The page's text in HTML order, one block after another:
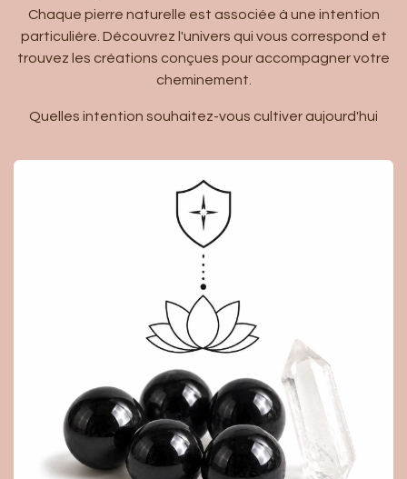
Chaque pierre naturelle est associée à une intention
particulière. Découvrez l'univers qui vous correspond et
trouvez les créations conçues pour accompagner votre
cheminement.
Quelles intention souhaitez-vous cultiver aujourd'hui